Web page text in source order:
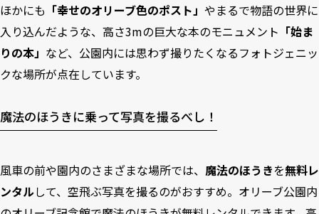
ほかにも 「幸せのオリーブ色のポスト」 やまるで物語の世界に
入り込んだような、高さ3mの巨大な本のモニュメント 「始ま
りの本」 など、公園内には思わず撮りたくなるフォトジェニッ
クな場所が点在しています。
魔法のほうきに乗って写真を撮るべし！
風車の前や園内のさまざまな場所では、 魔法のほうきを無料レ
ンタルして、空飛ぶ写真を撮るのがおすすめ。オリーブ公園内